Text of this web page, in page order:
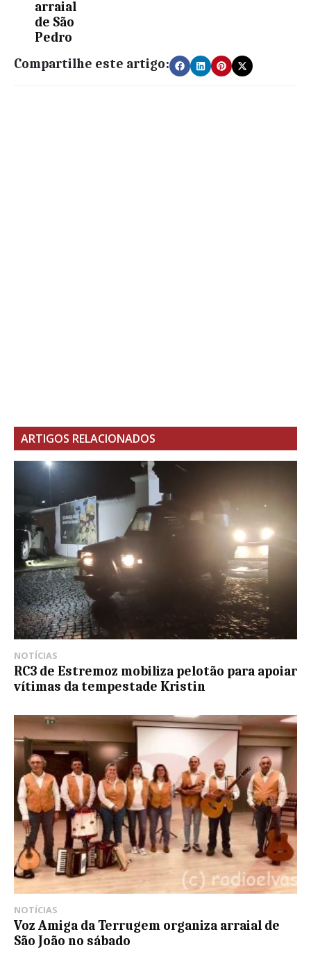
arraial
de São
Pedro
Compartilhe este artigo:
ARTIGOS RELACIONADOS
NOTÍCIAS
RC3 de Estremoz mobiliza pelotão para apoiar
vítimas da tempestade Kristin
NOTÍCIAS
Voz Amiga da Terrugem organiza arraial de
São João no sábado